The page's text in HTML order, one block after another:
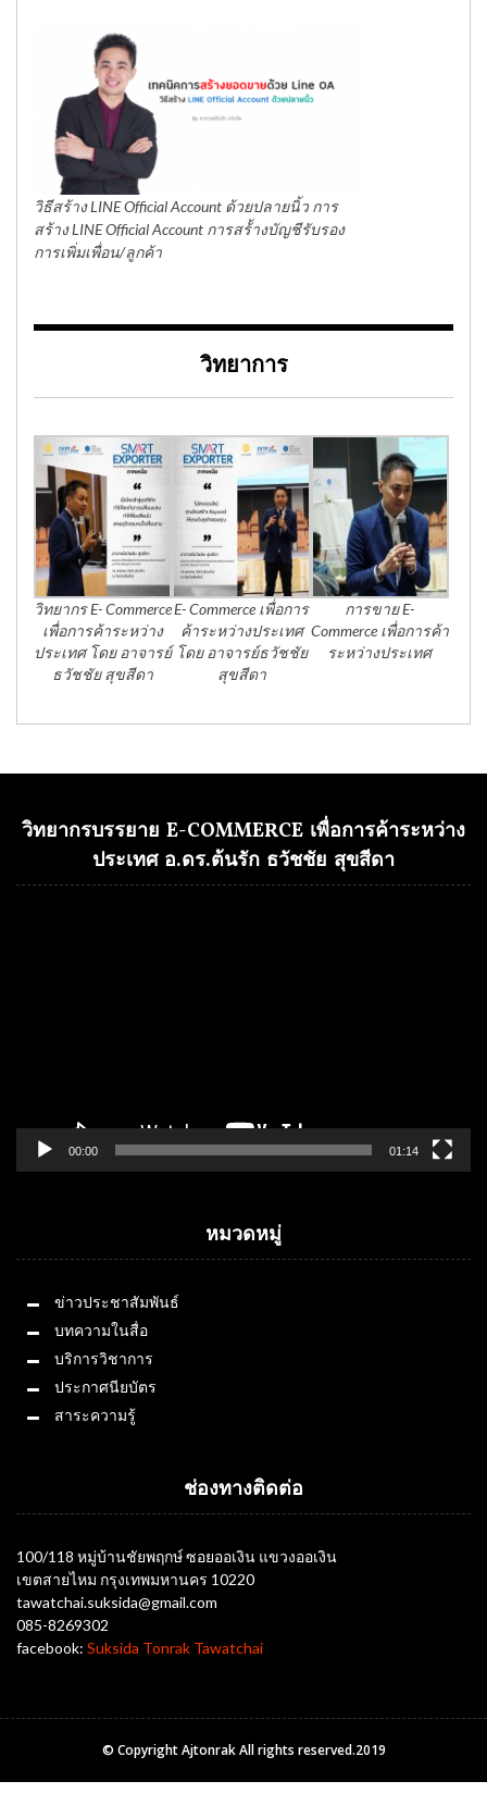
วิธีสร้าง LINE Official Account ด้วยปลายนิ้ว การ
สร้าง LINE Official Account การสร้้างบัญชีรับรอง
การเพิ่มเพื่อน/ลูกค้า
วิทยาการ
วิทยากร E- Commerce
เพื่อการค้าระหว่าง
ประเทศ โดย อาจารย์
ธวัชชัย สุขสีดา
E- Commerce เพื่อการ
ค้าระหว่างประเทศ
โดย อาจารย์ธวัชชัย
สุขสีดา
การขาย E-
Commerce เพื่อการค้า
ระหว่างประเทศ
วิทยากรบรรยาย E-COMMERCE เพื่อการค้าระหว่าง
ประเทศ อ.ดร.ต้นรัก ธวัชชัย สุขสีดา
00:00 01:14
หมวดหมู่
ข่าวประชาสัมพันธ์
บทความในสื่อ
บริการวิชาการ
ประกาศนียบัตร
สาระความรู้
ช่องทางติดต่อ
100/118 หมู่บ้านชัยพฤกษ์ ซอยออเงิน แขวงออเงิน
เขตสายไหม กรุงเทพมหานคร 10220
tawatchai.suksida@gmail.com
085-8269302
facebook: Suksida Tonrak Tawatchai
© Copyright Ajtonrak All rights reserved.2019